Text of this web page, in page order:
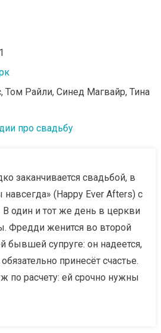
Том Райли, Синед Магвайр, Тина
про свадьбу
заканчивается свадьбой, в
(Happy Ever Afters) с
В один и тот же день в церкви
Фредди женится во второй
бывшей супруге: он надеется,
принесёт счастье.
по расчету: ей срочно нужны